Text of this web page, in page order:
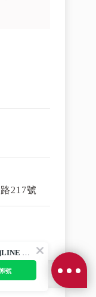
217號
歡
迎訂閱我們的LINE 官方帳號
號